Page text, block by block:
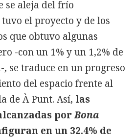
se aleja del frío
el proyecto y de los
que obtuvo algunas
-con un 1% y un 1,2% de
se traduce en un progreso
del espacio frente al
de À Punt. Así, las
porBona
en un 32.4% de